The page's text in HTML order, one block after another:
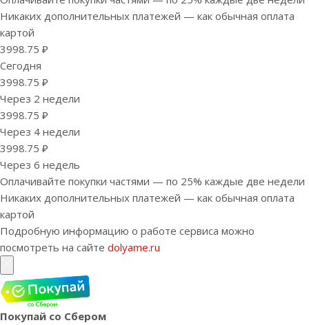
Никаких дополнительных платежей — как обычная оплата
картой
3998.75 ₽
Сегодня
3998.75 ₽
Через 2 недели
3998.75 ₽
Через 4 недели
3998.75 ₽
Через 6 недель
Оплачивайте покупки частями — по 25% каждые две недели
Никаких дополнительных платежей — как обычная оплата
картой
Подробную информацию о работе сервиса можно
посмотреть на сайте dolyame.ru
Покупай со Сбером